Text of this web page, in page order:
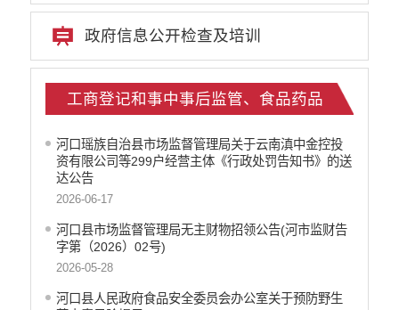
住房保障信息公开
云南省公共资源交易中心
减税降费信息公开
医疗卫生机构信息公开
旅游市场秩序和服务质量信息公开
人力资源管理信息公开
征地信息公开
安全生产信息公开
创建国家园林县城
政府信息公开检查及培训
工商登记和事中事后监管、食品药品
河口瑶族自治县市场监督管理局关于云南滇中金控投
资有限公司等299户经营主体《行政处罚告知书》的送
达公告
2026-06-17
河口县市场监督管理局无主财物招领公告(河市监财告
字第（2026）02号)
2026-05-28
河口县人民政府食品安全委员会办公室关于预防野生